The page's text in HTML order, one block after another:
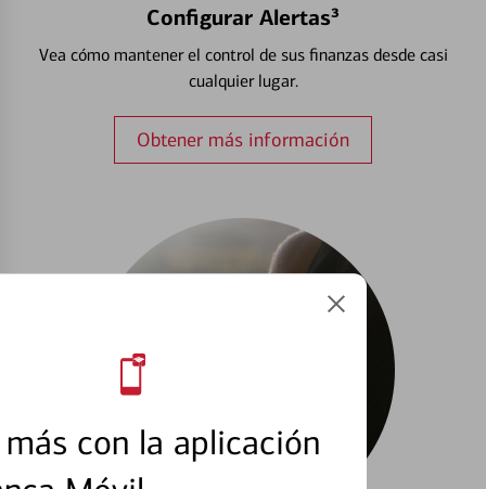
con la aplicación
Configurar Alertas³
Vea cómo mantener el control de sus finanzas desde casi
cualquier lugar.
Obtener más información